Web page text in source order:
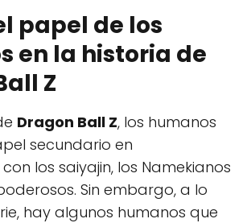
papel de los
en la historia de
Z
Dragon Ball Z, los humanos
secundario en
los saiyajin, los Namekianos
Sin embargo, a lo
hay algunos humanos que